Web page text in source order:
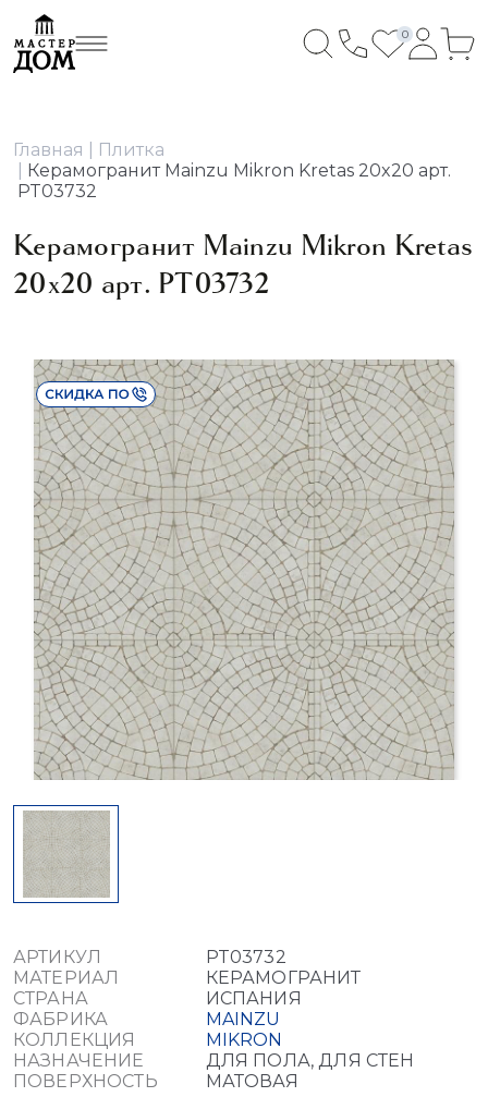
0
Главная
Плитка
Керамогранит Mainzu Mikron Kretas 20x20 арт.
PT03732
Керамогранит Mainzu Mikron Kretas
20x20 арт. PT03732
АРТИКУЛ
PT03732
МАТЕРИАЛ
КЕРАМОГРАНИТ
СТРАНА
ИСПАНИЯ
ФАБРИКА
MAINZU
КОЛЛЕКЦИЯ
MIKRON
НАЗНАЧЕНИЕ
ДЛЯ ПОЛА, ДЛЯ СТЕН
ПОВЕРХНОСТЬ
МАТОВАЯ